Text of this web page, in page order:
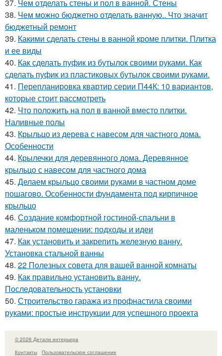
37. Чем отделать стены и пол в ванной. Стены
38. Чем можно бюджетно отделать ванную.. Что значит
бюджетный ремонт
39. Какими сделать стены в ванной кроме плитки. Плитка
и ее виды
40. Как сделать пуфик из бутылок своими руками. Как
сделать пуфик из пластиковых бутылок своими руками.
41. Перепланировка квартир серии П44К: 10 вариантов,
которые стоит рассмотреть
42. Что положить на пол в ванной вместо плитки.
Наливные полы
43. Крыльцо из дерева с навесом для частного дома.
Особенности
44. Крылечки для деревянного дома. Деревянное
крыльцо с навесом для частного дома
45. Делаем крыльцо своими руками в частном доме
пошагово. Особенности фундамента под кирпичное
крыльцо
46. Создание комфортной гостиной-спальни в
маленьком помещении: подходы и идеи
47. Как установить и закрепить железную ванну.
Установка стальной ванны
48. 22 Полезных совета для вашей ванной комнаты
49. Как правильно установить ванну.
Последовательность установки
50. Строительство гаража из профнастила своими
руками: простые инструкции для успешного проекта
© 2026 Детали интерьера
Контакты
Пользовательское соглашение